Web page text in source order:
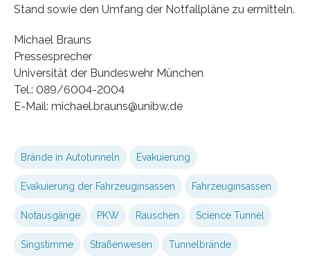
Stand sowie den Umfang der Notfallpläne zu ermitteln.
Michael Brauns
Pressesprecher
Universität der Bundeswehr München
Tel.: 089/6004-2004
E-Mail: michael.brauns@unibw.de
Brände in Autotunneln Evakuierung
Evakuierung der Fahrzeuginsassen Fahrzeuginsassen
Notausgänge PKW Rauschen Science Tunnel
Singstimme Straßenwesen Tunnelbrände